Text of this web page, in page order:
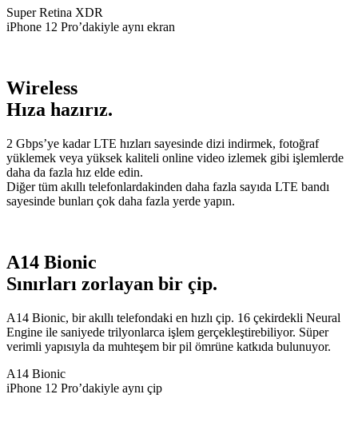
Super Retina XDR
iPhone 12 Pro’dakiyle aynı ekran
Wireless
Hıza hazırız.
2 Gbps’ye kadar LTE hızları sayesinde dizi indirmek, fotoğraf
yüklemek veya yüksek kaliteli online video izlemek gibi işlemlerde
daha da fazla hız elde edin.
Diğer tüm akıllı telefonlardakinden daha fazla sayıda LTE bandı
sayesinde bunları çok daha fazla yerde yapın.
A14 Bionic
Sınırları zorlayan bir çip.
A14 Bionic, bir akıllı telefondaki en hızlı çip. 16 çekirdekli Neural
Engine ile saniyede trilyonlarca işlem gerçekleştirebiliyor. Süper
verimli yapısıyla da muhteşem bir pil ömrüne katkıda bulunuyor.
A14 Bionic
iPhone 12 Pro’dakiyle aynı çip